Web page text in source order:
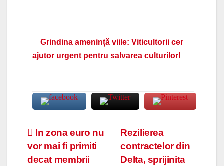
Grindina amenință viile: Viticultorii cer
ajutor urgent pentru salvarea culturilor!
Navigare
în
Rezilierea
contractelor din
Delta, sprijinita
In zona euro nu
vor mai fi primiti
decat membrii